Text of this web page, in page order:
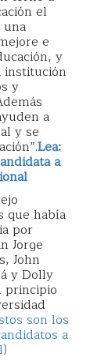
el
e
y
institución
y
a
y se
Lea:
a
que había
por
Jorge
John
y Dolly
principio
son los
a